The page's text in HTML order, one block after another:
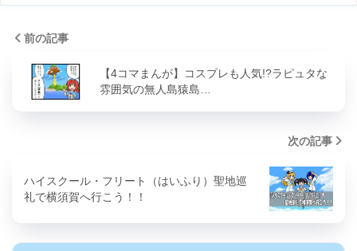
前の記事
【4コマまんが】コスプレも人気!?ラピュタな
雰囲気の無人島猿島…
次の記事
ハイスクール・フリート（はいふり）聖地巡
礼で横須賀へ行こう！！